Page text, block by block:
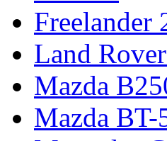
Freelander
Land
Mazda
Mazda